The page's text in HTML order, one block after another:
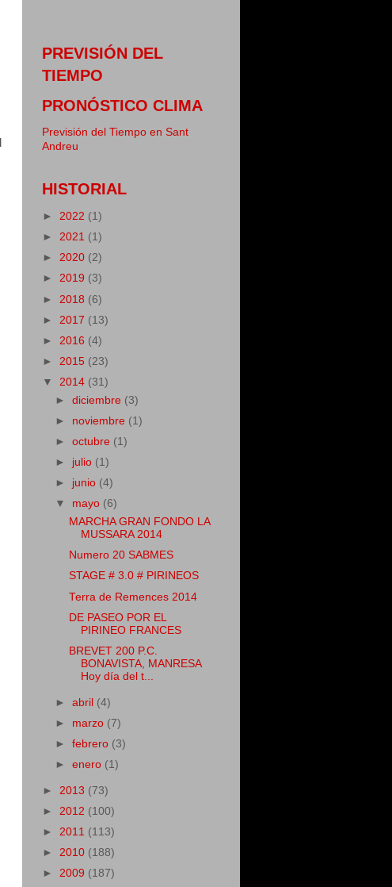
PREVISIÓN DEL
TIEMPO
PRONÓSTICO CLIMA
Previsión del Tiempo en Sant
Andreu
HISTORIAL
► 2022 (1)
► 2021 (1)
► 2020 (2)
► 2019 (3)
► 2018 (6)
► 2017 (13)
► 2016 (4)
► 2015 (23)
▼ 2014 (31)
►diciembre (3)
► noviembre (1)
►octubre (1)
► julio (1)
► junio (4)
▼ mayo (6)
MARCHA GRAN FONDO LA
MUSSARA 2014
Numero 20 SABMES
STAGE # 3.0 # PIRINEOS
Terra de Remences 2014
DE PASEO POR EL
PIRINEO FRANCES
BREVET 200 P.C.
BONAVISTA, MANRESA
Hoy día del t...
►abril (4)
► marzo (7)
►febrero (3)
►enero (1)
► 2013 (73)
► 2012 (100)
► 2011 (113)
► 2010 (188)
► 2009 (187)